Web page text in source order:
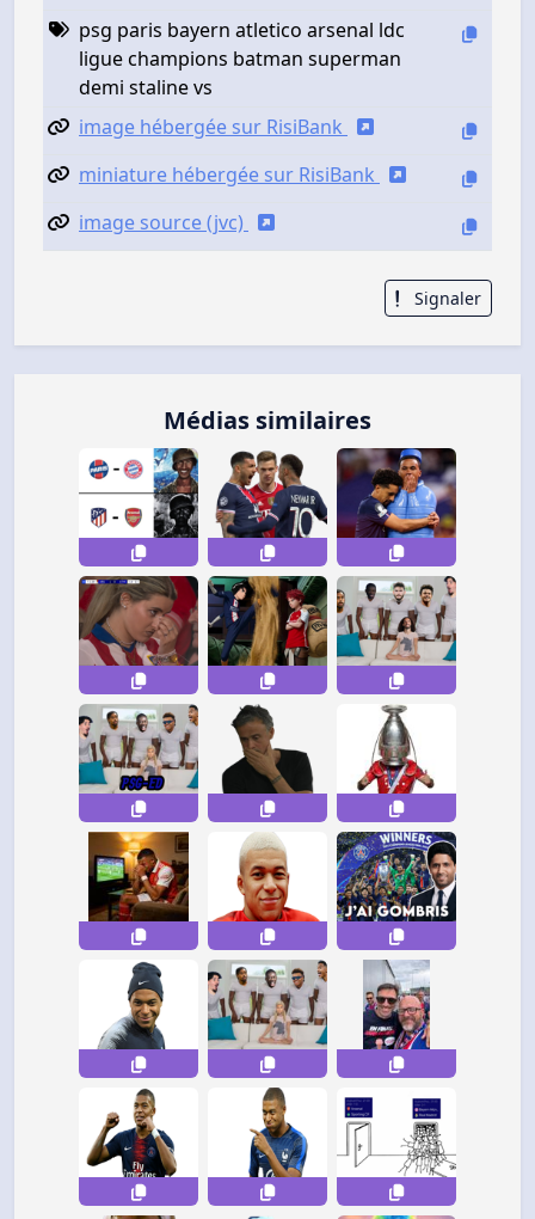
psg paris bayern atletico arsenal ldc
ligue champions batman superman
demi staline vs
image hébergée sur RisiBank
miniature hébergée sur RisiBank
image source (jvc)
Signaler
Médias similaires